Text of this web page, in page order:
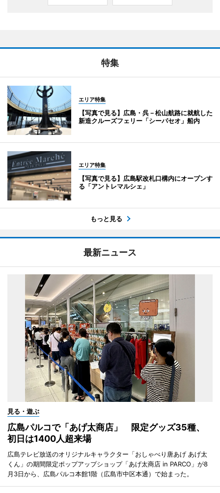
特集
エリア特集
【写真で見る】広島・呉－松山航路に就航した
新造クルーズフェリー「シーパセオ」船内
エリア特集
【写真で見る】広島駅改札口構内にオープンす
る「アントレマルシェ」
もっと見る
最新ニュース
見る・遊ぶ
広島パルコで「あげ太商店」 限定グッズ35種、
初日は1400人超来場
広島テレビ放送のオリジナルキャラクター「おしゃべり唐あげ あげ太
くん」の期間限定ポップアップショップ「あげ太商店 in PARCO」が8
月3日から、広島パルコ本館1階（広島市中区本通）で始まった。